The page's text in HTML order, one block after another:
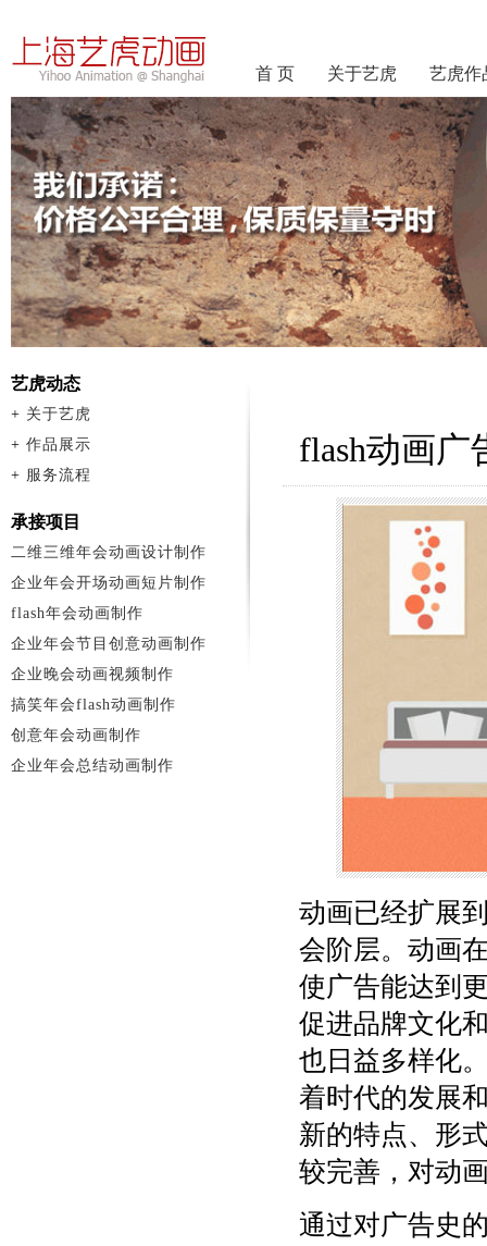
首 页 关于艺虎 艺虎作
flash动画广
动画已经扩展
会阶层。动画
使广告能达到
促进品牌文化
也日益多样化
着时代的发展
新的特点、形
较完善，对动
通过对广告史
艺虎动态
+ 关于艺虎
+ 作品展示
+ 服务流程
承接项目
二维三维年会动画设计制作
企业年会开场动画短片制作
flash年会动画制作
企业年会节目创意动画制作
企业晚会动画视频制作
搞笑年会flash动画制作
创意年会动画制作
企业年会总结动画制作